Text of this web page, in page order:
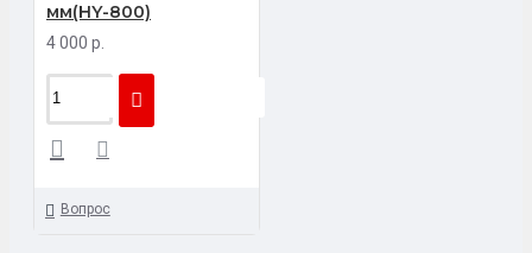
мм(HY-800)
4 000 р.
Вопрос